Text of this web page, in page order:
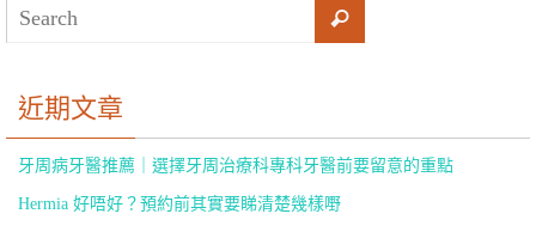
近期文章
牙周病牙醫推薦｜選擇牙周治療科專科牙醫前要留意的重點
Hermia 好唔好？預約前其實要睇清楚幾樣嘢